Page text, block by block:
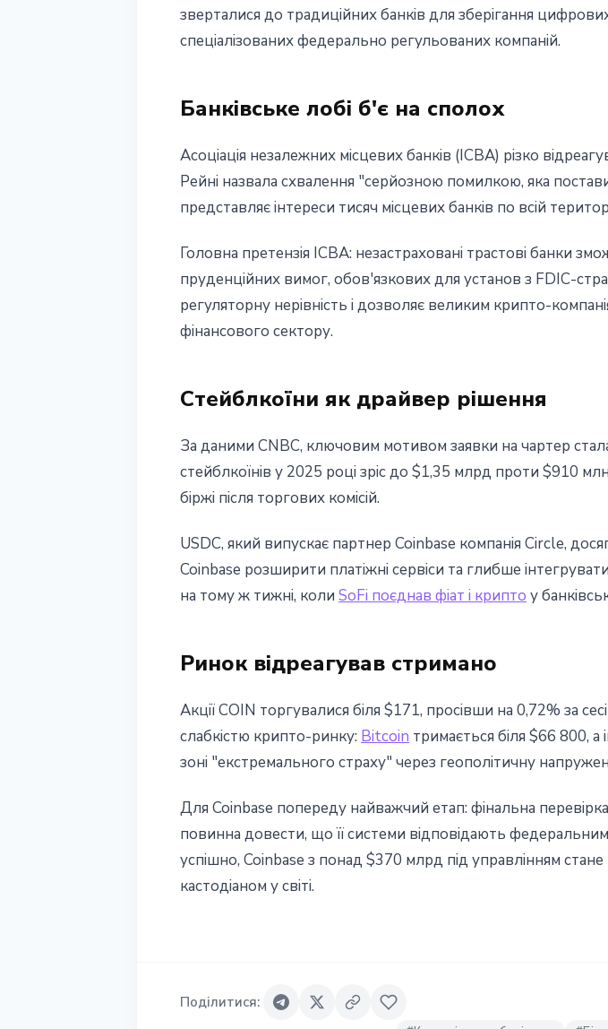
зверталися до традиційних банків для зберігання
спеціалізованих федерально регульованих компаній.
Банківське лобі б'є на сполох
Асоціація незалежних місцевих банків (ICBA) різко
Рейні назвала схвалення "серйозною помилкою, яка
представляє інтереси тисяч місцевих банків по всій
Головна претензія ICBA: незастраховані трастові банки
пруденційних вимог, обов'язкових для установ з FDIC-
регуляторну нерівність і дозволяє великим крипто-
фінансового сектору.
Стейблкоїни як драйвер рішення
За даними CNBC, ключовим мотивом заявки на чартер стала
стейблкоїнів у 2025 році зріс до $1,35 млрд проти $910
біржі після торгових комісій.
USDC, який випускає партнер Coinbase компанія Circle,
Coinbase розширити платіжні сервіси та глибше
на тому ж тижні, коли SoFi поєднав фіат і крипто у
Ринок відреагував стримано
Акції COIN торгувалися біля $171, просівши на 0,72% за
слабкістю крипто-ринку: Bitcoin тримається біля $66 800,
зоні "екстремального страху" через геополітичну
Для Coinbase попереду найважчий етап: фінальна
повинна довести, що її системи відповідають
успішно, Coinbase з понад $370 млрд під управлінням
кастодіаном у світі.
Поділитися: